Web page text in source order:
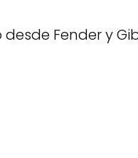
Fender y